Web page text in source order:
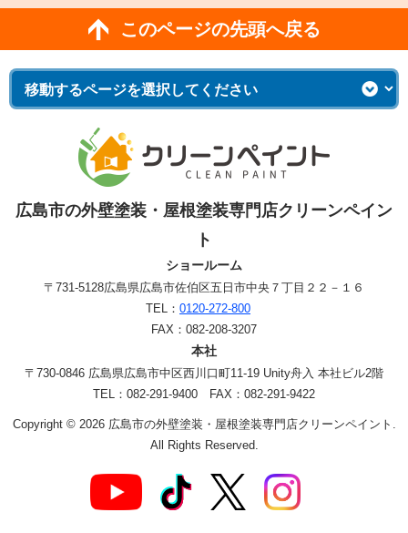
このページの先頭へ戻る
広島市の外壁塗装・屋根塗装専門店クリーンペイン
ト
ショールーム
〒731-5128広島県広島市佐伯区五日市中央７丁目２２－１６
TEL： 0120-272-800
FAX：082-208-3207
本社
〒730-0846 広島県広島市中区西川口町11-19 Unity舟入 本社ビル2階
TEL：082-291-9400 FAX：082-291-9422
Copyright © 2026 広島市の外壁塗装・屋根塗装専門店クリーンペイント.
All Rights Reserved.